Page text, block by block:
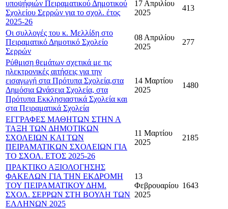
υποψήφιών Πειραματικού Δημοτικού
Σχολείου Σερρών για το σχολ. έτος
2025-26
17 Απριλίου
2025
413
Οι συλλογές του κ. Μελλίδη στο
Πειραματικό Δημοτικό Σχολείο
Σερρών
08 Απριλίου
2025
277
Ρύθμιση θεμάτων σχετικά με τις
ηλεκτρονικές αιτήσεις για την
εισαγωγή στα Πρότυπα Σχολεία,στα
Δημόσια Ωνάσεια Σχολεία, στα
Πρότυπα Εκκλησιαστικά Σχολεία και
στα Πειραματικά Σχολεία
14 Μαρτίου
2025
1480
ΕΓΓΡΑΦΕΣ ΜΑΘΗΤΩΝ ΣΤΗΝ Α
ΤΑΞΗ ΤΩΝ ΔΗΜΟΤΙΚΩΝ
ΣΧΟΛΕΙΩΝ ΚΑΙ ΤΩΝ
ΠΕΙΡΑΜΑΤΙΚΩΝ ΣΧΟΛΕΙΩΝ ΓΙΑ
ΤΟ ΣΧΟΛ. ΕΤΟΣ 2025-26
11 Μαρτίου
2025
2185
ΠΡΑΚΤΙΚΟ ΑΞΙΟΛΟΓΗΣΗΣ
ΦΑΚΕΛΩΝ ΓΙΑ ΤΗΝ ΕΚΔΡΟΜΗ
ΤΟΥ ΠΕΙΡΑΜΑΤΙΚΟΥ ΔΗΜ.
ΣΧΟΛ. ΣΕΡΡΩΝ ΣΤΗ ΒΟΥΛΗ ΤΩΝ
ΕΛΛΗΝΩΝ 2025
13
Φεβρουαρίου
2025
1643